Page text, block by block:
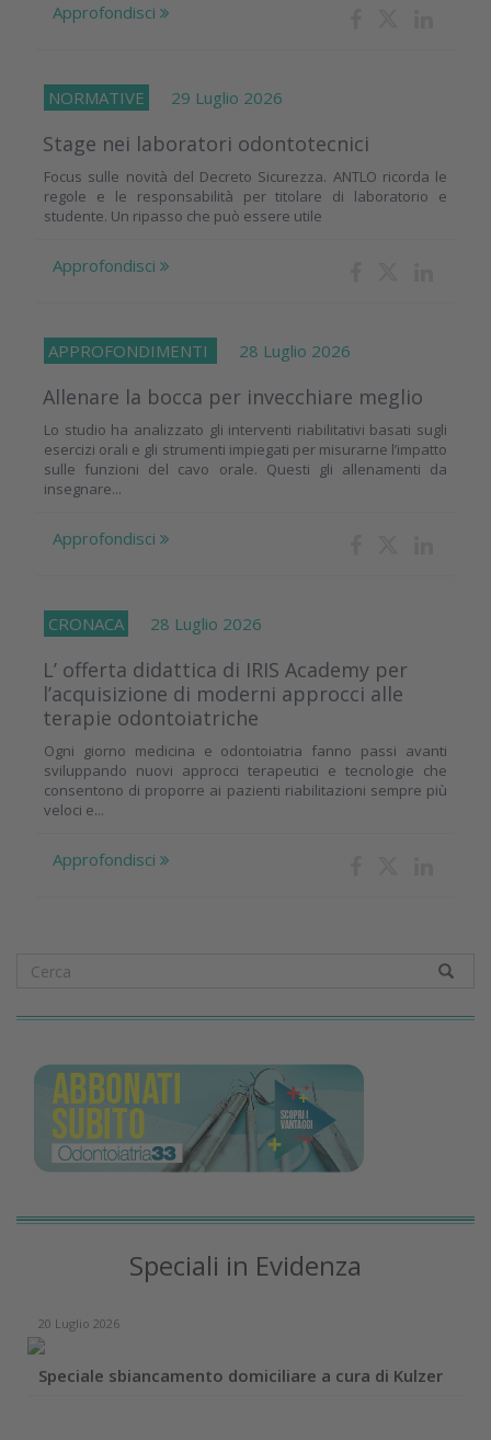
Approfondisci
NORMATIVE 29 Luglio 2026
Stage nei laboratori odontotecnici
Focus sulle novità del Decreto Sicurezza. ANTLO ricorda le
regole e le responsabilità per titolare di laboratorio e
studente. Un ripasso che può essere utile
Approfondisci
APPROFONDIMENTI 28 Luglio 2026
Allenare la bocca per invecchiare meglio
Lo studio ha analizzato gli interventi riabilitativi basati sugli
esercizi orali e gli strumenti impiegati per misurarne l’impatto
sulle funzioni del cavo orale. Questi gli allenamenti da
insegnare...
Approfondisci
CRONACA 28 Luglio 2026
L’ offerta didattica di IRIS Academy per
l’acquisizione di moderni approcci alle
terapie odontoiatriche
Ogni giorno medicina e odontoiatria fanno passi avanti
sviluppando nuovi approcci terapeutici e tecnologie che
consentono di proporre ai pazienti riabilitazioni sempre più
veloci e...
Approfondisci
Speciali in Evidenza
20 Luglio 2026
Speciale sbiancamento domiciliare a cura di Kulzer